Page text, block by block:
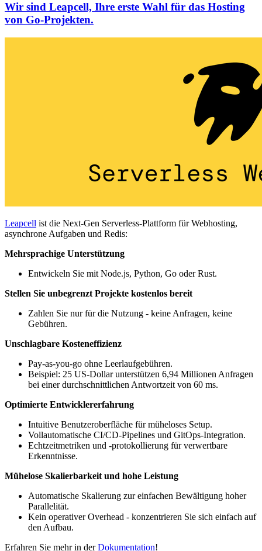
Wir sind Leapcell, Ihre erste Wahl für das Hosting
von Go-Projekten.
Leapcell ist die Next-Gen Serverless-Plattform für Webhosting,
asynchrone Aufgaben und Redis:
Mehrsprachige Unterstützung
Entwickeln Sie mit Node.js, Python, Go oder Rust.
Stellen Sie unbegrenzt Projekte kostenlos bereit
Zahlen Sie nur für die Nutzung - keine Anfragen, keine
Gebühren.
Unschlagbare Kosteneffizienz
Pay-as-you-go ohne Leerlaufgebühren.
Beispiel: 25 US-Dollar unterstützen 6,94 Millionen Anfragen
bei einer durchschnittlichen Antwortzeit von 60 ms.
Optimierte Entwicklererfahrung
Intuitive Benutzeroberfläche für müheloses Setup.
Vollautomatische CI/CD-Pipelines und GitOps-Integration.
Echtzeitmetriken und -protokollierung für verwertbare
Erkenntnisse.
Mühelose Skalierbarkeit und hohe Leistung
Automatische Skalierung zur einfachen Bewältigung hoher
Parallelität.
Kein operativer Overhead - konzentrieren Sie sich einfach auf
den Aufbau.
Erfahren Sie mehr in derDokumentation!